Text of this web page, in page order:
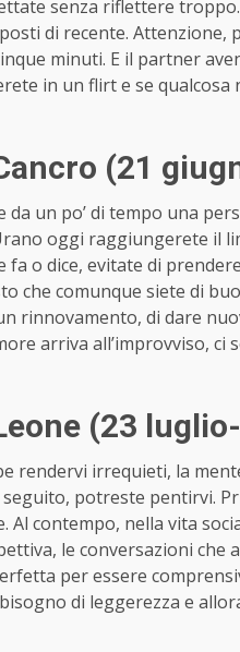
senza riflettere
di recente.
minuti. E il partner
in un flirt e se
(21
un po’ di tempo una
oggi raggiungerete il
fa o dice, evitate di
che comunque siete di
rinnovamento, di dare
arriva all’improvviso,
(23
rendervi irrequieti, la
potreste pentirvi.
Al contempo, nella vita
le conversazioni
per essere
di leggerezza e